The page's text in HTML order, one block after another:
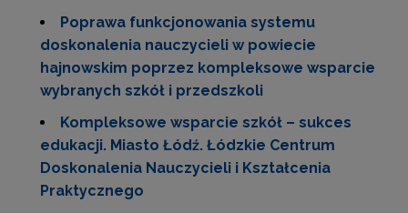
Poprawa funkcjonowania systemu
doskonalenia nauczycieli w powiecie
hajnowskim poprzez kompleksowe wsparcie
wybranych szkół i przedszkoli
Kompleksowe wsparcie szkół – sukces
edukacji. Miasto Łódź. Łódzkie Centrum
Doskonalenia Nauczycieli i Kształcenia
Praktycznego